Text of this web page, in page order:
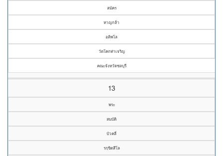
สมัคร
หาญกล้า
อติพโล
วัดโคกท่าเจริญ
คณะจังหวัดชลบุรี
13
พระ
สมบัติ
บัวคลี่
รกฺขิตสีโล